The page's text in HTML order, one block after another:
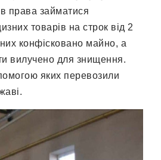
права займатися
товарів на строк від 2
конфісковано майно, а
вилучено для знищення.
яких перевозили